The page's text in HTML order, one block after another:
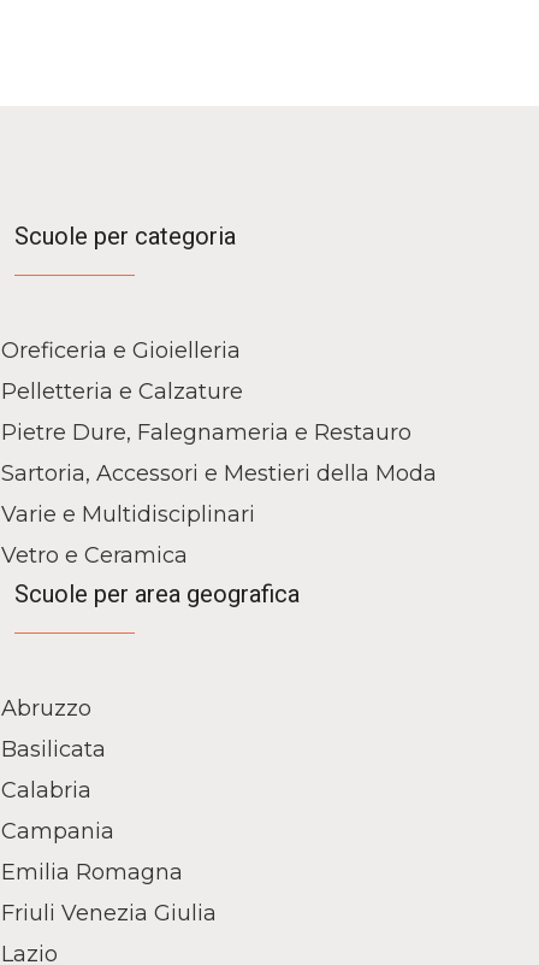
Scuole per categoria
Oreficeria e Gioielleria
Pelletteria e Calzature
Pietre Dure, Falegnameria e Restauro
Sartoria, Accessori e Mestieri della Moda
Varie e Multidisciplinari
Vetro e Ceramica
Scuole per area geografica
Abruzzo
Basilicata
Calabria
Campania
Emilia Romagna
Friuli Venezia Giulia
Lazio